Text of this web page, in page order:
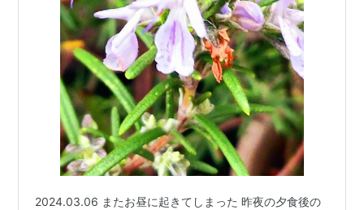
2024.03.06 またお昼に起きてしまった 昨夜の夕食後の